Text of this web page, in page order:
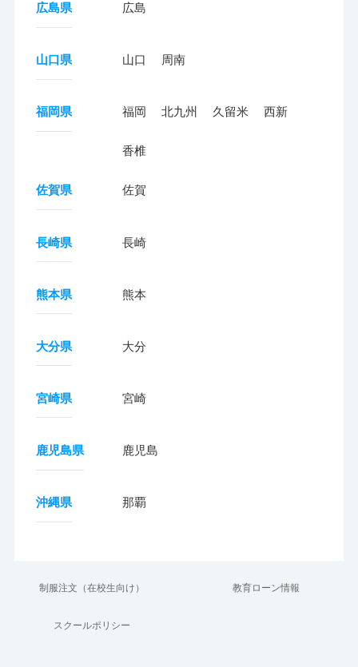
広島県 広島
山口県 山口 周南
福岡県 福岡 北九州 久留米 西新
香椎
佐賀県 佐賀
長崎県 長崎
熊本県 熊本
大分県 大分
宮崎県 宮崎
鹿児島県 鹿児島
沖縄県 那覇
制服注文（在校生向け） 教育ローン情報
スクールポリシー